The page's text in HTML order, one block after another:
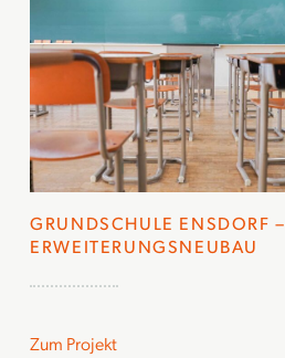
GRUNDSCHULE ENSDORF –
ERWEITERUNGSNEUBAU
Zum Projekt